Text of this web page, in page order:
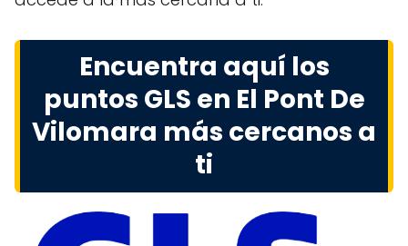
Encuentra aquí los
puntos GLS en El Pont De
Vilomara más cercanos a
ti